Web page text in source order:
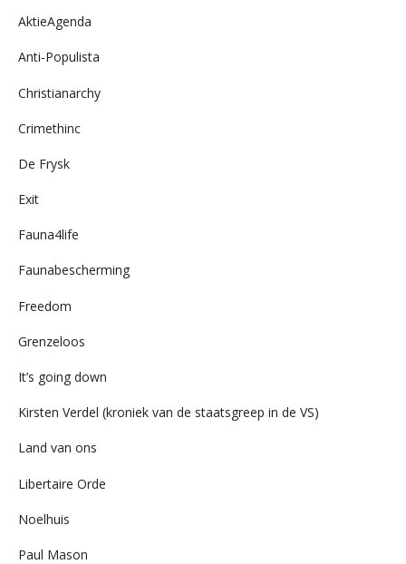
AktieAgenda
Anti-Populista
Christianarchy
Crimethinc
De Frysk
Exit
Fauna4life
Faunabescherming
Freedom
Grenzeloos
It’s going down
Kirsten Verdel (kroniek van de staatsgreep in de VS)
Land van ons
Libertaire Orde
Noelhuis
Paul Mason